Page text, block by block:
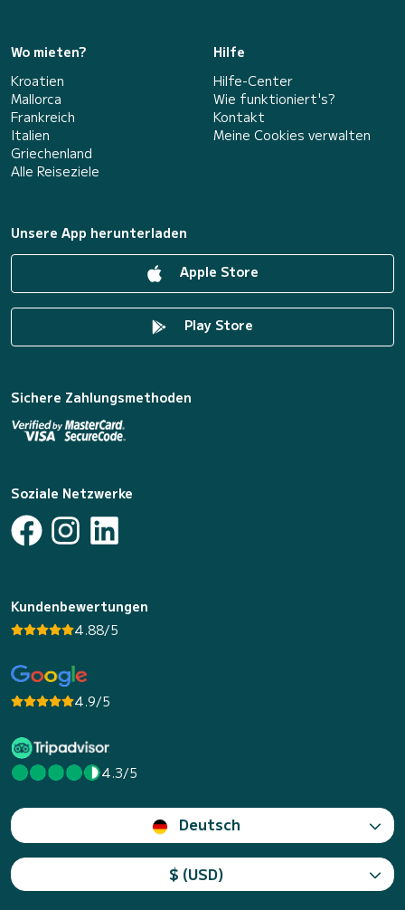
Wo mieten?
Kroatien
Mallorca
Frankreich
Italien
Griechenland
Alle Reiseziele
Hilfe
Hilfe-Center
Wie funktioniert's?
Kontakt
Meine Cookies verwalten
Unsere App herunterladen
Apple Store
Play Store
Sichere Zahlungsmethoden
Soziale Netzwerke
Kundenbewertungen
4.88/5
4.9/5
4.3/5
Deutsch
$ (USD)